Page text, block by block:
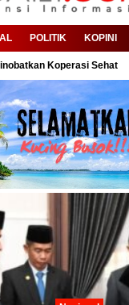
POLITIK KOPINI
Sehat PC PMII